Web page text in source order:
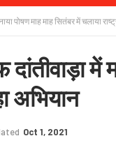
पोषण माह माह सितंबर में चलाया
में
अभियान
Oct 1, 2021